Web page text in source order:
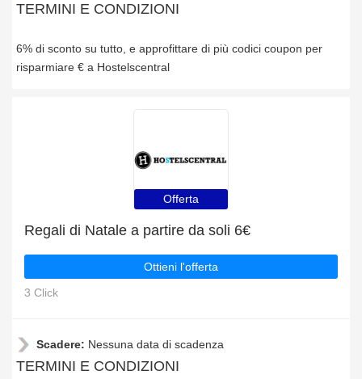
TERMINI E CONDIZIONI
6% di sconto su tutto, e approfittare di più codici coupon per
risparmiare € a Hostelscentral
Offerta
Regali di Natale a partire da soli 6€
Ottieni l'offerta
3 Click
Scadere: Nessuna data di scadenza
TERMINI E CONDIZIONI